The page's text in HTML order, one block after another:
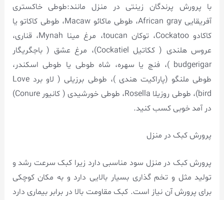
با پرورش پرندگان زینتی در منزل مانند:طوطی خاکستری
آفریقایی African gray، طوطی ماکائو Macaw، طوطی کاکاتو یا
کاکادو Cockatoo، توکان toucan، مرغ مینا Mynah، قناری،
عروس هلندی ( ککاتیل Cockatiel)، مرغ عشق ( باجگریگار
budgerigar )، فنچ یا سهره، شاه طوطی یا طوطی اسکندر،
طوطی ملنگو (پاراکیت هندی )، طوطی برزیلی ( لاو برد Love
bird)، طوطی روزیلا Rosella، طوطی خورشیدی ( کانیور Conure)
در آمد خوبی کسب کنید.
پرورش کبک در منزل
پرورش کبک در منزل سود مناسبی دارد زیرا کبک سرعت رشد و
تولید مثل و تخم گذاری بسیار بالایی دارد و به مکان کوچکی
برای پرورش آن نیاز است. کبک مقاومت بالا در برابر بیماری دارد